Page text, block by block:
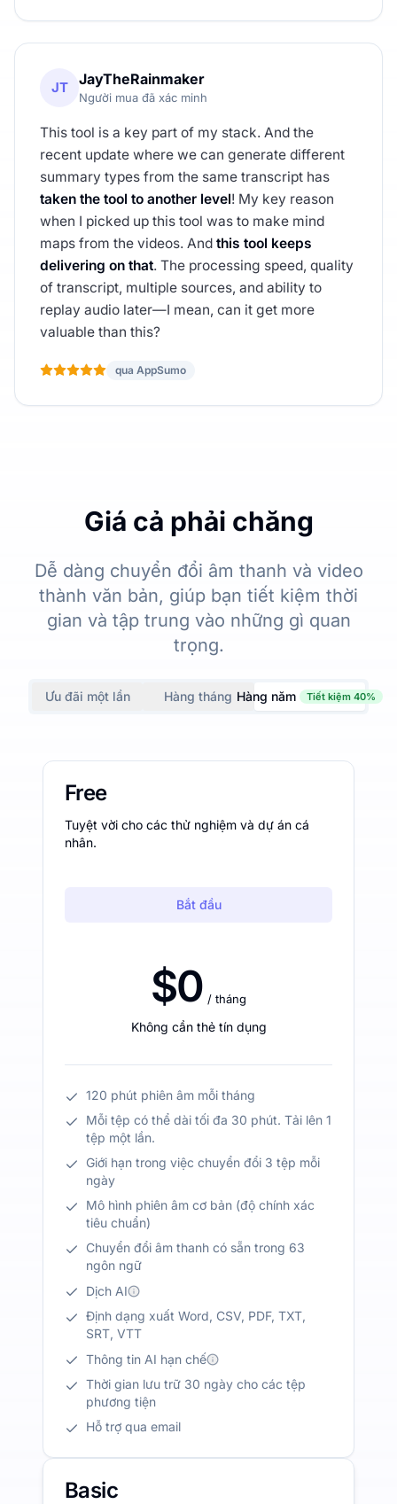
JT JayTheRainmaker
Người mua đã xác minh
This tool is a key part of my stack. And the
recent update where we can generate different
summary types from the same transcript has
taken the tool to another level! My key reason
when I picked up this tool was to make mind
maps from the videos. And this tool keeps
delivering on that. The processing speed, quality
of transcript, multiple sources, and ability to
replay audio later—I mean, can it get more
valuable than this?
qua AppSumo
Giá cả phải chăng
Dễ dàng chuyển đổi âm thanh và video
thành văn bản, giúp bạn tiết kiệm thời
gian và tập trung vào những gì quan
trọng.
Ưu đãi một lần Hàng tháng Hàng năm Tiết kiệm 40%
Free
Tuyệt vời cho các thử nghiệm và dự án cá
nhân.
Bắt đầu
$0 / tháng
Không cần thẻ tín dụng
120 phút phiên âm mỗi tháng
Mỗi tệp có thể dài tối đa 30 phút. Tải lên 1
tệp một lần.
Giới hạn trong việc chuyển đổi 3 tệp mỗi
ngày
Mô hình phiên âm cơ bản (độ chính xác
tiêu chuẩn)
Chuyển đổi âm thanh có sẵn trong 63
ngôn ngữ
Dịch AI
Định dạng xuất Word, CSV, PDF, TXT,
SRT, VTT
Thông tin AI hạn chế
Thời gian lưu trữ 30 ngày cho các tệp
phương tiện
Hỗ trợ qua email
Basic